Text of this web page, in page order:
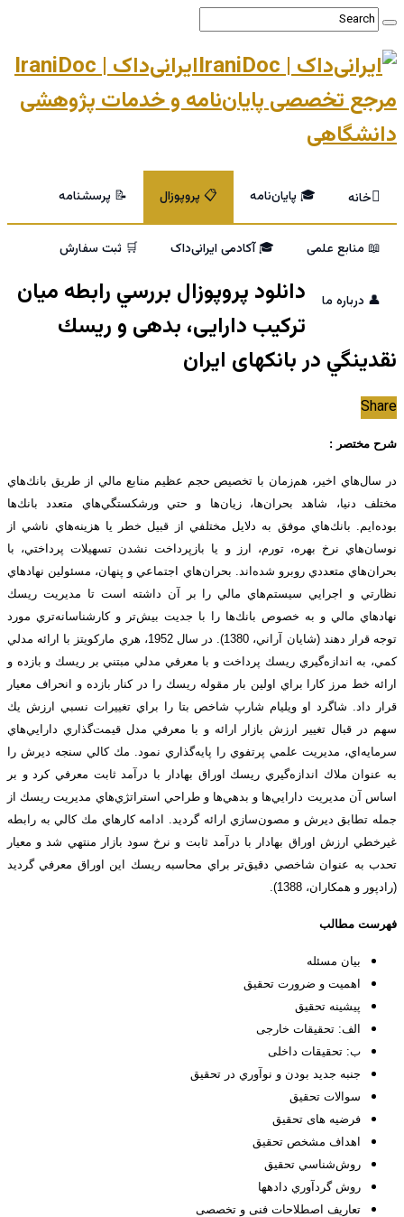
ایرانی‌داک | IraniDoc
مرجع تخصصی پایان‌نامه و خدمات پژوهشی
دانشگاهی
خانه 🎓 پایان‌نامه 📋 پروپوزال 📝 پرسشنامه
📖 منابع علمی 🎓 آکادمی ایرانی‌داک 🛒 ثبت سفارش
👤 درباره ما
دانلود پروپوزال بررسي رابطه ميان
ترکيب دارايی، بدهی و ريسك
نقدينگي در بانکهای ایران
Share
شرح مختصر :
در سال‌هاي اخير، هم‌زمان با تخصيص حجم عظيم منابع مالي از طريق بانك‌هاي
مختلف دنيا، شاهد بحران‌ها، زيان‌ها و حتي ورشكستگي‌هاي متعدد بانك‌ها
بوده‌ايم. بانك‌هاي موفق به دلايل مختلفي از قبيل خطر يا هزينه‌هاي ناشي از
نوسان‌هاي نرخ بهره، تورم، ارز و يا بازپرداخت نشدن تسهيلات پرداختي، با
بحران‌هاي متعددي روبرو شده‌اند. بحران‌هاي اجتماعي و پنهان، مسئولين نهادهاي
نظارتي و اجرايي سيستم‌هاي مالي را بر آن داشته است تا مديريت ريسك
نهادهاي مالي و به خصوص بانك‌ها را با جديت بيش‌تر و كارشناسانه‌تري مورد
توجه قرار دهند (شايان آراني، 1380). در سال 1952، هري ماركويتز با ارائه مدلي
كمي، به اندازه‌گيري ريسك پرداخت و با معرفي مدلي مبتني بر ريسك و بازده و
ارائه خط مرز كارا براي اولين بار مقوله ريسك را در كنار بازده و انحراف معيار
قرار داد. شاگرد او ويليام شارپ شاخص بتا را براي تغييرات نسبي ارزش يك
سهم در قبال تغيير ارزش بازار ارائه و با معرفي مدل قيمت‌گذاري دارايي‌هاي
سرمايه‌اي، مديريت علمي پرتفوي را پايه‌گذاري نمود. مك كالي سنجه ديرش را
به عنوان ملاك اندازه‌گيري ريسك اوراق بهادار با درآمد ثابت معرفي كرد و بر
اساس آن مديريت دارايي‌ها و بدهي‌ها و طراحي استراتژي‌هاي مديريت ريسك از
جمله تطابق ديرش و مصون‌سازي ارائه گرديد. ادامه كارهاي مك كالي به رابطه
غيرخطي ارزش اوراق بهادار با درآمد ثابت و نرخ سود بازار منتهي شد و معيار
تحدب به عنوان شاخصي دقيق‌تر براي محاسبه ريسك اين اوراق معرفي گرديد
(رادپور و همکاران، 1388).
فهرست مطالب
بیان مسئله
اهمیت و ضرورت تحقیق
پيشينه تحقيق
الف: تحقیقات خارجی
ب: تحقیقات داخلی
جنبه جديد بودن و نوآوري در تحقيق
سوالات تحقیق
فرضیه های تحقیق
اهداف مشخص تحقيق
روش‌شناسي تحقيق
روش گردآوري داده­ها
تعاریف اصطلاحات فنی و تخصصی